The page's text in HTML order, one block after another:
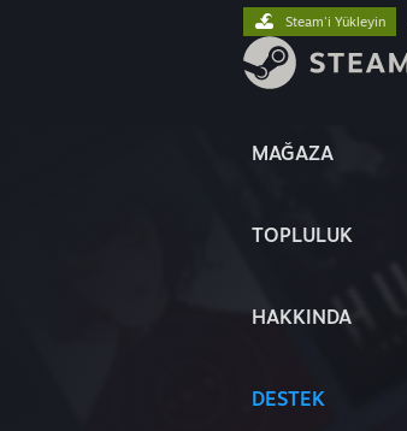
MAĞAZA
TOPLULUK
HAKKINDA
DESTEK
Steam'i Yükleyin